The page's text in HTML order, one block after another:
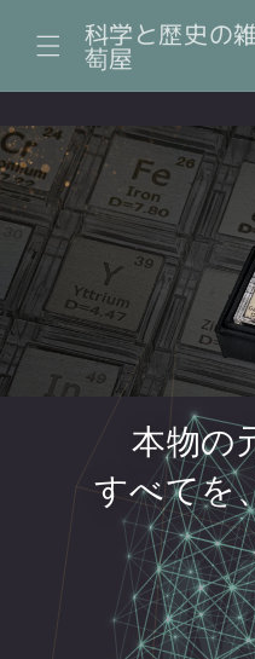
ンツに
進む
科学と歴史の
萄屋
本物の
すべてを